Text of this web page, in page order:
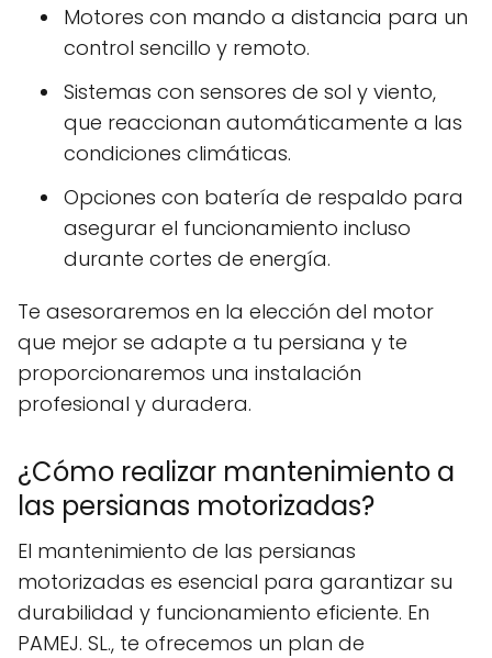
Motores con mando a distancia para un
control sencillo y remoto.
Sistemas con sensores de sol y viento,
que reaccionan automáticamente a las
condiciones climáticas.
Opciones con batería de respaldo para
asegurar el funcionamiento incluso
durante cortes de energía.
Te asesoraremos en la elección del motor
que mejor se adapte a tu persiana y te
proporcionaremos una instalación
profesional y duradera.
¿Cómo realizar mantenimiento a
las persianas motorizadas?
El mantenimiento de las persianas
motorizadas es esencial para garantizar su
durabilidad y funcionamiento eficiente. En
PAMEJ. SL., te ofrecemos un plan de